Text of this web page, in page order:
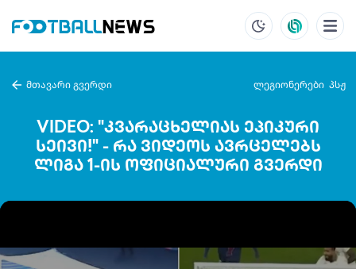
მთავარი გვერდი ლეგიონერები პსჟ
VIDEO: "კვარაცხელიას ეპიკური
სეივი!" - რა ვიდეოს ავრცელებს
ლიგა 1-ის ოფიციალური გვერდი